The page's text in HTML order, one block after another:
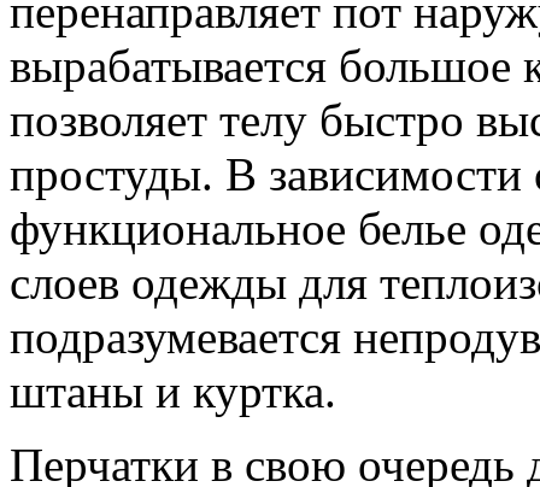
перенаправляет пот
вырабатывается большое
позволяет телу быстро
простуды. В зависимости
функциональное белье
слоев одежды для
подразумевается
штаны и куртка.
Перчатки в свою